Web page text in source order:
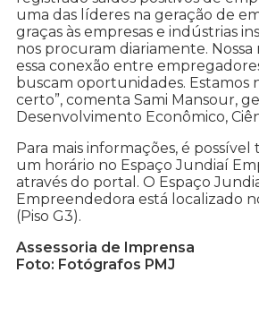
uma das líderes na geração de
graças às empresas e indústrias
nos procuram diariamente. Nossa
essa conexão entre
buscam oportunidades. Estamos
certo”, comenta Sami Mansour,
Desenvolvimento Econômico,
Para mais informações, é
um horário no Espaço Jundiaí
através do portal. O Espaço
Empreendedora está localizado
(Piso G3).
Assessoria de Imprensa
Foto: Fotógrafos PMJ